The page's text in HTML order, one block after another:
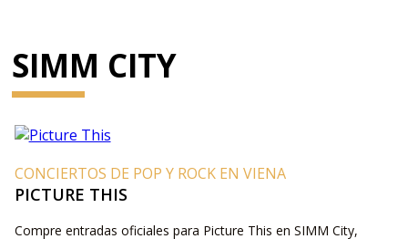
SIMM CITY
CONCIERTOS DE POP Y ROCK EN VIENA
PICTURE THIS
Compre entradas oficiales para Picture This en SIMM City,